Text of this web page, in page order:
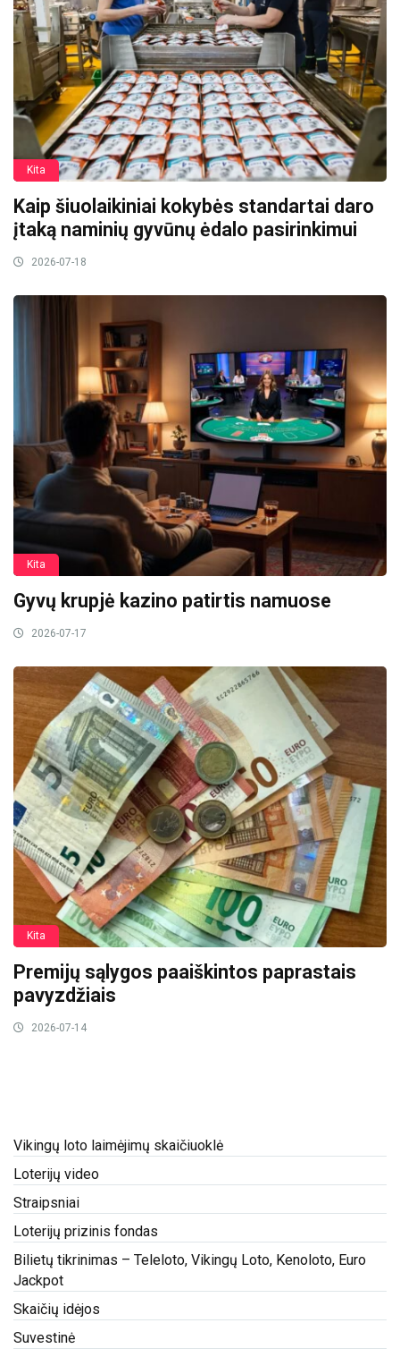
Kita
Kaip šiuolaikiniai kokybės standartai daro
įtaką naminių gyvūnų ėdalo pasirinkimui
2026-07-18
Kita
Gyvų krupjė kazino patirtis namuose
2026-07-17
Kita
Premijų sąlygos paaiškintos paprastais
pavyzdžiais
2026-07-14
Vikingų loto laimėjimų skaičiuoklė
Loterijų video
Straipsniai
Loterijų prizinis fondas
Bilietų tikrinimas – Teleloto, Vikingų Loto, Kenoloto, Euro
Jackpot
Skaičių idėjos
Suvestinė